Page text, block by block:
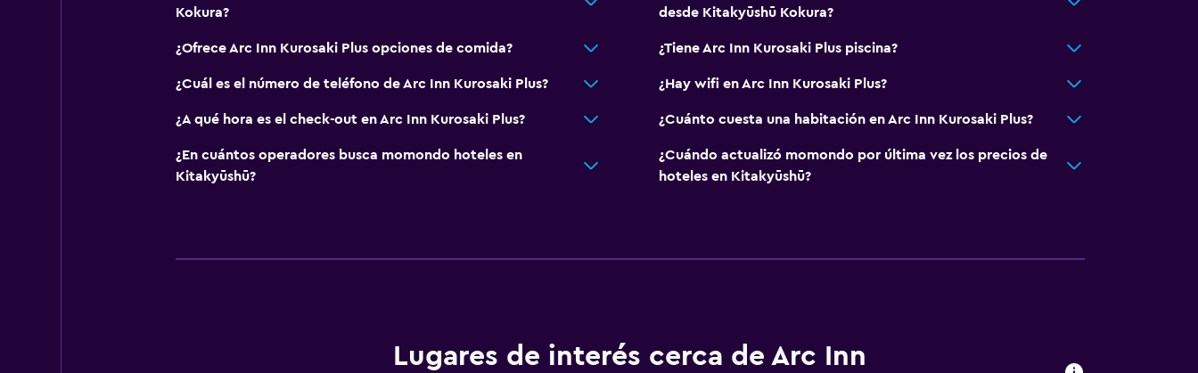
Kokura?
desde Kitakyūshū Kokura?
¿Ofrece Arc Inn Kurosaki Plus opciones de comida? ¿Tiene Arc Inn Kurosaki Plus piscina?
¿Cuál es el número de teléfono de Arc Inn Kurosaki Plus? ¿Hay wifi en Arc Inn Kurosaki Plus?
¿A qué hora es el check-out en Arc Inn Kurosaki Plus? ¿Cuánto cuesta una habitación en Arc Inn Kurosaki Plus?
¿En cuántos operadores busca momondo hoteles en
Kitakyūshū?
¿Cuándo actualizó momondo por última vez los precios de
hoteles en Kitakyūshū?
Lugares de interés cerca de Arc Inn